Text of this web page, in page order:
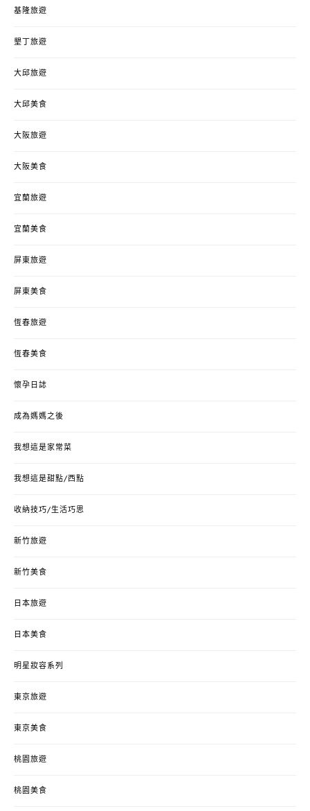
基隆旅遊
墾丁旅遊
大邱旅遊
大邱美食
大阪旅遊
大阪美食
宜蘭旅遊
宜蘭美食
屏東旅遊
屏東美食
恆春旅遊
恆春美食
懷孕日誌
成為媽媽之後
我想這是家常菜
我想這是甜點/西點
收納技巧/生活巧思
新竹旅遊
新竹美食
日本旅遊
日本美食
明星妝容系列
東京旅遊
東京美食
桃園旅遊
桃園美食